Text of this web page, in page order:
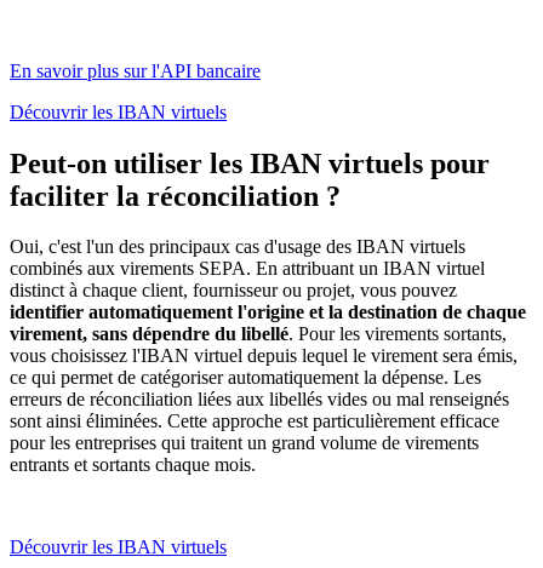
En savoir plus sur l'API bancaire
Découvrir les IBAN virtuels
Peut-on utiliser les IBAN virtuels pour
faciliter la réconciliation ?
Oui, c'est l'un des principaux cas d'usage des IBAN virtuels
combinés aux virements SEPA. En attribuant un IBAN virtuel
distinct à chaque client, fournisseur ou projet, vous pouvez
identifier automatiquement l'origine et la destination de chaque
virement, sans dépendre du libellé. Pour les virements sortants,
vous choisissez l'IBAN virtuel depuis lequel le virement sera émis,
ce qui permet de catégoriser automatiquement la dépense. Les
erreurs de réconciliation liées aux libellés vides ou mal renseignés
sont ainsi éliminées. Cette approche est particulièrement efficace
pour les entreprises qui traitent un grand volume de virements
entrants et sortants chaque mois.
Découvrir les IBAN virtuels